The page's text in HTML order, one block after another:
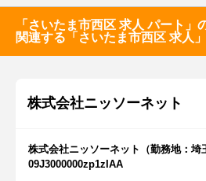
「さいたま市西区 求人 パート」
関連する「さいたま市西区 求人
株式会社ニッソーネット
株式会社ニッソーネット（勤務地：埼
09J3000000zp1zIAA